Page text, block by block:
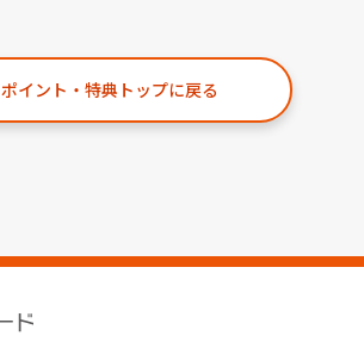
ポイント・特典トップに戻る